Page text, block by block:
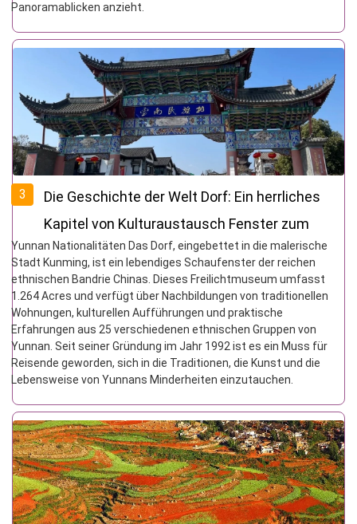
Panoramablicken anzieht.
3
Die Geschichte der Welt Dorf: Ein herrliches
Kapitel von Kulturaustausch Fenster zum
Ethnischen Garten
Yunnan Nationalitäten Das Dorf, eingebettet in die malerische
Stadt Kunming, ist ein lebendiges Schaufenster der reichen
ethnischen Bandrie Chinas. Dieses Freilichtmuseum umfasst
1.264 Acres und verfügt über Nachbildungen von traditionellen
Wohnungen, kulturellen Aufführungen und praktische
Erfahrungen aus 25 verschiedenen ethnischen Gruppen von
Yunnan. Seit seiner Gründung im Jahr 1992 ist es ein Muss für
Reisende geworden, sich in die Traditionen, die Kunst und die
Lebensweise von Yunnans Minderheiten einzutauchen.